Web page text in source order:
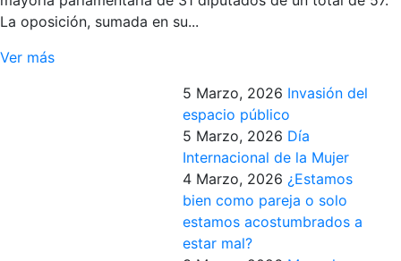
La oposición, sumada en su...
Ver más
5 Marzo, 2026 Invasión del
espacio público
5 Marzo, 2026 Día
Internacional de la Mujer
4 Marzo, 2026 ¿Estamos
bien como pareja o solo
estamos acostumbrados a
estar mal?